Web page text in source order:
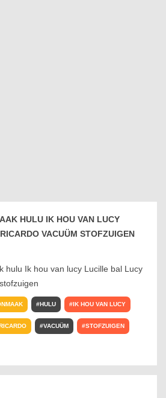
HULU IK HOU VAN LUCY
VACUÜM STOFZUIGEN
HULU IK HOU VAN LUCY
VACUÜM STOFZUIGEN